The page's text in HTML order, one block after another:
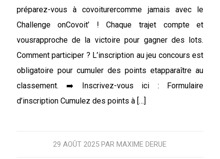
préparez-vous à covoiturercomme jamais avec le
Challenge onCovoit’ ! Chaque trajet compte et
vousrapproche de la victoire pour gagner des lots.
Comment participer ? L’inscription au jeu concours est
obligatoire pour cumuler des points etapparaître au
classement. ➡️ Inscrivez-vous ici : Formulaire
d’inscription Cumulez des points à […]
29 AOÛT 2025 PARMAXIME DERUE